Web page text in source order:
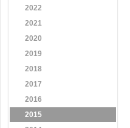
2022
2021
2020
2019
2018
2017
2016
2015